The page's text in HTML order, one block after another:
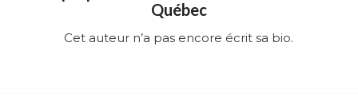
Québec
Cet auteur n’a pas encore écrit sa bio.